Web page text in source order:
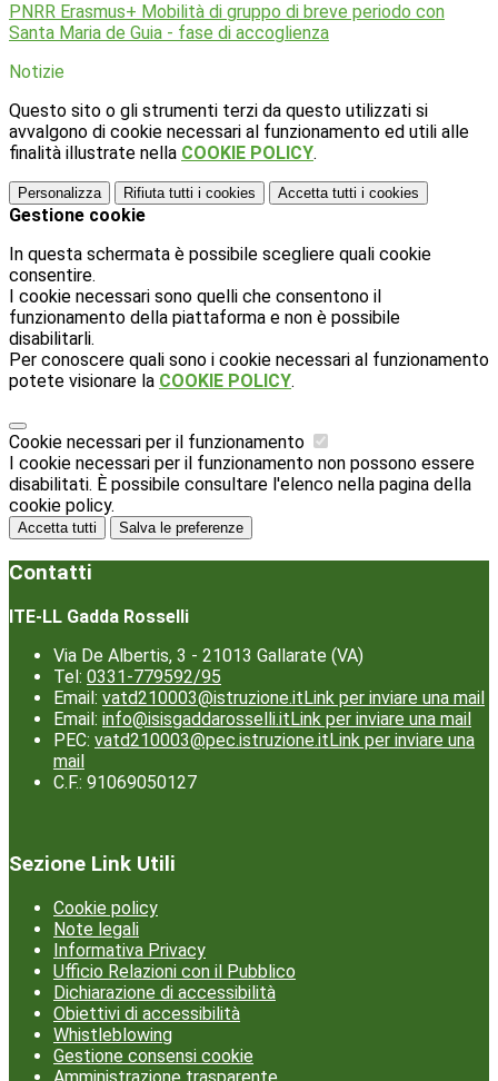
PNRR Erasmus+ Mobilità di gruppo di breve periodo con
Santa Maria de Guia - fase di accoglienza
Notizie
Questo sito o gli strumenti terzi da questo utilizzati si
avvalgono di cookie necessari al funzionamento ed utili alle
finalità illustrate nella COOKIE POLICY.
Personalizza Rifiuta tutti i cookies Accetta tutti i cookies
Gestione cookie
In questa schermata è possibile scegliere quali cookie
consentire.
I cookie necessari sono quelli che consentono il
funzionamento della piattaforma e non è possibile
disabilitarli.
Per conoscere quali sono i cookie necessari al funzionamento
potete visionare la COOKIE POLICY.
Cookie necessari per il funzionamento
I cookie necessari per il funzionamento non possono essere
disabilitati. È possibile consultare l'elenco nella pagina della
cookie policy.
Accetta tutti Salva le preferenze
Contatti
ITE-LL Gadda Rosselli
Via De Albertis, 3 - 21013 Gallarate (VA)
Tel: 0331-779592/95
Email: vatd210003@istruzione.itLink per inviare una mail
Email: info@isisgaddarosselli.itLink per inviare una mail
PEC: vatd210003@pec.istruzione.itLink per inviare una
mail
C.F.: 91069050127
Sezione Link Utili
Cookie policy
Note legali
Informativa Privacy
Ufficio Relazioni con il Pubblico
Dichiarazione di accessibilità
Obiettivi di accessibilità
Whistleblowing
Gestione consensi cookie